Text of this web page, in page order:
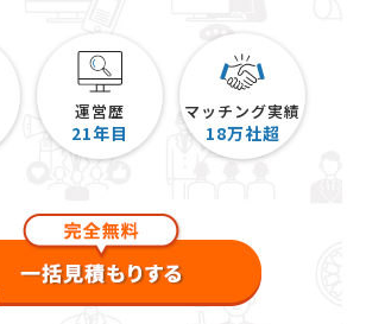
運営歴
21年目
マッチング実績
18万社超